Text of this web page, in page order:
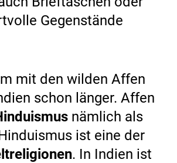
Gegenstände
mit den wilden Affen
schon länger. Affen
nämlich als
ist eine der
. In Indien ist